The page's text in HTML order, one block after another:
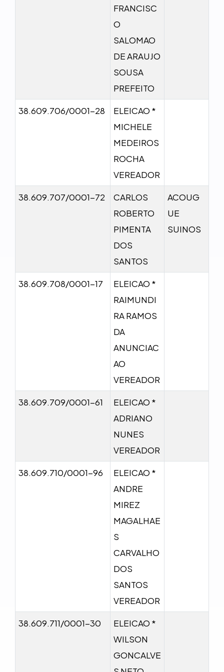
FRANCISC
O
SALOMAO
DE ARAUJO
SOUSA
PREFEITO
38.609.706/0001-28
ELEICAO *
MICHELE
MEDEIROS
ROCHA
VEREADOR
38.609.707/0001-72
CARLOS
ROBERTO
PIMENTA
DOS
SANTOS
ACOUG
UE
SUINOS
38.609.708/0001-17
ELEICAO *
RAIMUNDI
RA RAMOS
DA
ANUNCIAC
AO
VEREADOR
38.609.709/0001-61
ELEICAO *
ADRIANO
NUNES
VEREADOR
38.609.710/0001-96
ELEICAO *
ANDRE
MIREZ
MAGALHAE
S
CARVALHO
DOS
SANTOS
VEREADOR
38.609.711/0001-30
ELEICAO *
WILSON
GONCALVE